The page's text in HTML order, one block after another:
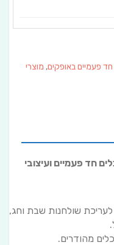
פעמיים באופקים, מוצרי
חד פעמיים ועיצובי
שולחנות שבת וחג,
מהודרים.